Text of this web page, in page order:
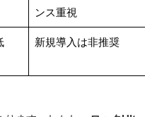
ンス重視
新規導入は非推奨